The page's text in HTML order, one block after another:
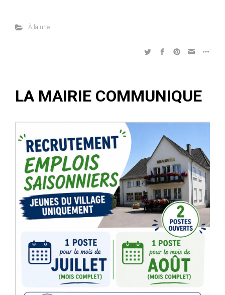
À la une
LA MAIRIE COMMUNIQUE